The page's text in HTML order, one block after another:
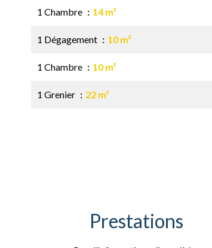
1 Chambre 14 m²
1 Dégagement 10 m²
1 Chambre 10 m²
1 Grenier 22 m²
Prestations